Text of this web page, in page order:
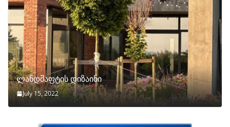
ლანდშაფტის დიზაინი
July 15, 2022